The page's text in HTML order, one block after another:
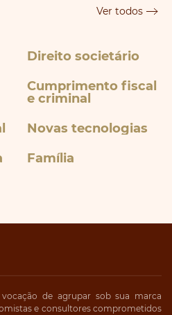
Ver todos
Direito societário
Cumprimento fiscal
e criminal
Novas tecnologias
Família
de agrupar sob sua marca
e consultores comprometidos